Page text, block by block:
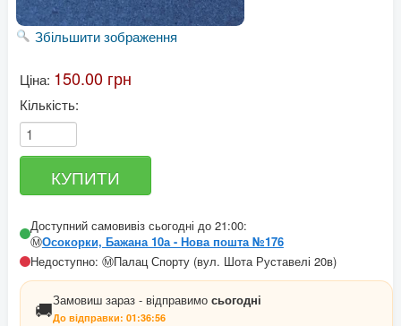
Збільшити зображення
Ціна: 150.00 грн
Кількість:
Доступний самовивіз сьогодні до 21:00:
Ⓜ️Осокорки, Бажана 10а - Нова пошта №176
Недоступно: Ⓜ️Палац Спорту (вул. Шота Руставелі 20в)
🚚Замовиш зараз - відправимо сьогодні
До відправки: 01:36:56